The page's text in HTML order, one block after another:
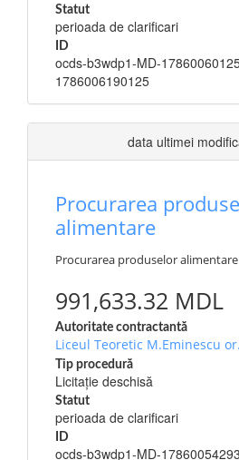
Statut
perioada de clarificari
ID
ocds-b3wdp1-MD-
1786006190125
data ultimei
Procurarea
alimentare
Procurarea produselor alimentare
991,633.32 MDL
Autoritate contractantă
Liceul Teoretic M.Eminescu
Tip procedură
Licitație deschisă
Statut
perioada de clarificari
ID
ocds-b3wdp1-MD-